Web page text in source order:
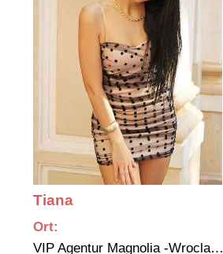
Tiana
Ort:
VIP Agentur Magnolia -Wrocla…